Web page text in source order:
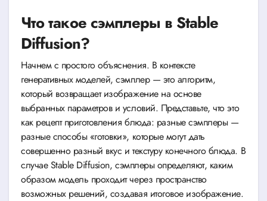
Что такое сэмплеры в Stable
Diffusion?
Начнем с простого объяснения. В контексте
генеративных моделей, сэмплер — это алгоритм,
который возвращает изображение на основе
выбранных параметров и условий. Представьте, что это
как рецепт приготовления блюда: разные сэмплеры —
разные способы «готовки», которые могут дать
совершенно разный вкус и текстуру конечного блюда. В
случае Stable Diffusion, сэмплеры определяют, каким
образом модель проходит через пространство
возможных решений, создавая итоговое изображение.